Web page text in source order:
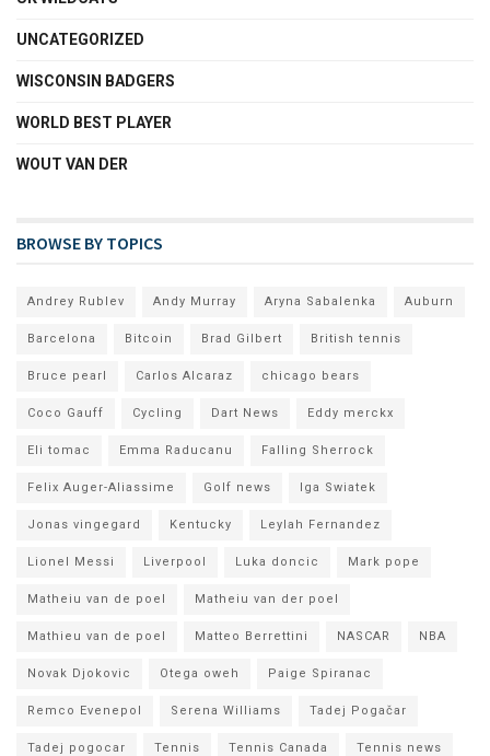
UNCATEGORIZED
WISCONSIN BADGERS
WORLD BEST PLAYER
WOUT VAN DER
BROWSE BY TOPICS
Andrey Rublev Andy Murray Aryna Sabalenka Auburn
Barcelona Bitcoin Brad Gilbert British tennis
Bruce pearl Carlos Alcaraz chicago bears
Coco Gauff Cycling Dart News Eddy merckx
Eli tomac Emma Raducanu Falling Sherrock
Felix Auger-Aliassime Golf news Iga Swiatek
Jonas vingegard Kentucky Leylah Fernandez
Lionel Messi Liverpool Luka doncic Mark pope
Matheiu van de poel Matheiu van der poel
Mathieu van de poel Matteo Berrettini NASCAR NBA
Novak Djokovic Otega oweh Paige Spiranac
Remco Evenepol Serena Williams Tadej Pogačar
Tadej pogocar Tennis Tennis Canada Tennis news